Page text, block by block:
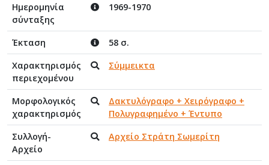
Ημερομηνία
σύνταξης
1969-1970
Έκταση
58 σ.
Χαρακτηρισμός
περιεχομένου
Σύμμεικτα
Μορφολογικός
χαρακτηρισμός
Δακτυλόγραφο + Χειρόγραφο +
Πολυγραφημένο + Έντυπο
Συλλογή-
Αρχείο
Αρχείο Στράτη Σωμερίτη